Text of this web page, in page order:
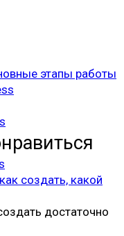
этапы работы
создать, какой
достаточно